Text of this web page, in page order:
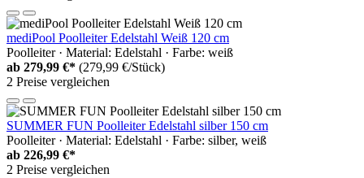
mediPool Poolleiter Edelstahl Weiß 120 cm
Poolleiter · Material: Edelstahl · Farbe: weiß
ab 279,99 €* (279,99 €/Stück)
2 Preise vergleichen
SUMMER FUN Poolleiter Edelstahl silber 150 cm
Poolleiter · Material: Edelstahl · Farbe: silber, weiß
ab 226,99 €*
2 Preise vergleichen